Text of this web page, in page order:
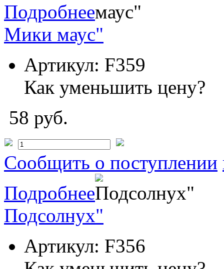
Подробнее
Мики маус"
Артикул: F359
Как уменьшить цену?
58 руб.
Сообщить о поступлении
Подробнее
Подсолнух"
Артикул: F356